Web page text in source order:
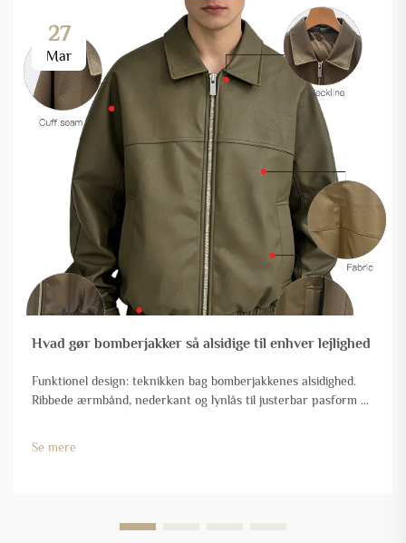
27
Mar
Hvad gør bomberjakker så alsidige til enhver lejlighed
Funktionel design: teknikken bag bomberjakkenes alsidighed.
Ribbede ærmbånd, nederkant og lynlås til justerbar pasform og
Se mere